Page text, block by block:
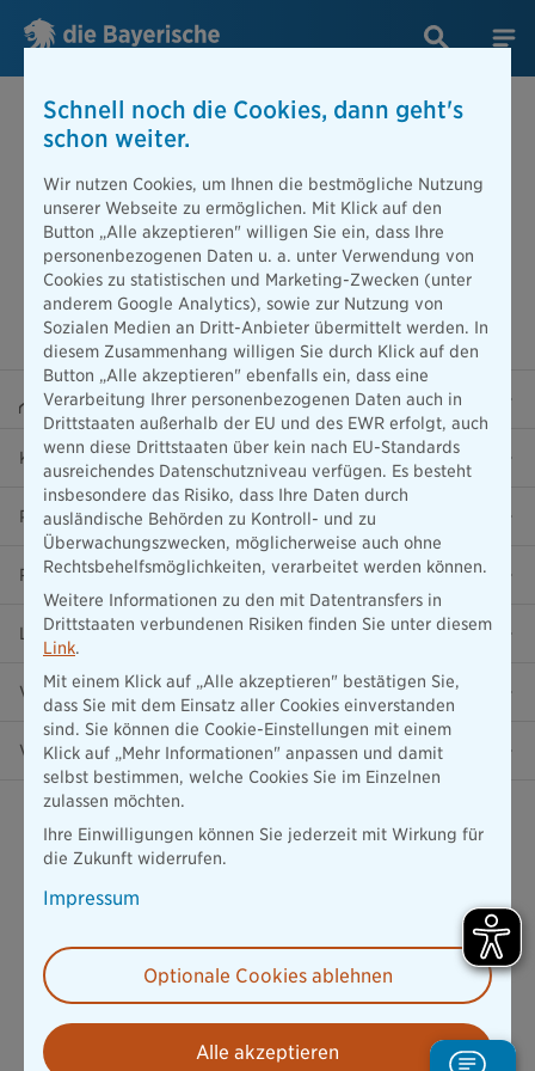
Beraterportal
Karriere
Presse
Ratgeber
Lob & Kritik
Versicherung in der Nähe
Vertrag widerrufen
1534Bewertungen auf ProvenExpert.com
Datenschutz Barrierefreiheit
Schnell noch die Cookies, dann geht's
schon weiter.
Wir nutzen Cookies, um Ihnen die bestmögliche Nutzung
unserer Webseite zu ermöglichen. Mit Klick auf den
Button „Alle akzeptieren" willigen Sie ein, dass Ihre
personenbezogenen Daten u. a. unter Verwendung von
Cookies zu statistischen und Marketing-Zwecken (unter
anderem Google Analytics), sowie zur Nutzung von
Sozialen Medien an Dritt-Anbieter übermittelt werden. In
diesem Zusammenhang willigen Sie durch Klick auf den
Button „Alle akzeptieren" ebenfalls ein, dass eine
Verarbeitung Ihrer personenbezogenen Daten auch in
Drittstaaten außerhalb der EU und des EWR erfolgt, auch
wenn diese Drittstaaten über kein nach EU-Standards
ausreichendes Datenschutzniveau verfügen. Es besteht
insbesondere das Risiko, dass Ihre Daten durch
ausländische Behörden zu Kontroll- und zu
Überwachungszwecken, möglicherweise auch ohne
Rechtsbehelfsmöglichkeiten, verarbeitet werden können.
Weitere Informationen zu den mit Datentransfers in
Drittstaaten verbundenen Risiken finden Sie unter diesem
Link.
Mit einem Klick auf „Alle akzeptieren" bestätigen Sie,
dass Sie mit dem Einsatz aller Cookies einverstanden
sind. Sie können die Cookie-Einstellungen mit einem
Klick auf „Mehr Informationen" anpassen und damit
selbst bestimmen, welche Cookies Sie im Einzelnen
zulassen möchten.
Ihre Einwilligungen können Sie jederzeit mit Wirkung für
die Zukunft widerrufen.
Impressum
Mehr erfahrenOptionale Cookies ablehnen
Alle akzeptieren